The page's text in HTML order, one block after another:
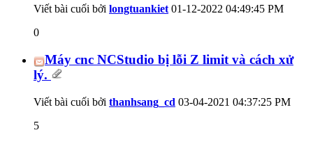
Viết bài cuối bởi longtuankiet 01-12-2022 04:49:45 PM
0
Máy cnc NCStudio bị lỗi Z limit và cách xử
lý.
Viết bài cuối bởi thanhsang_cd 03-04-2021 04:37:25 PM
5